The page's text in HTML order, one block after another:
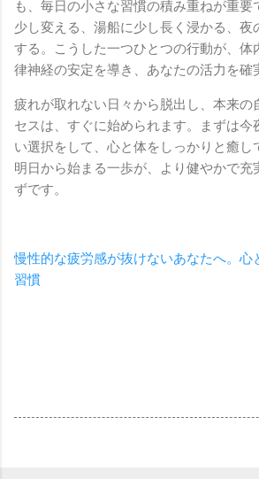
も、毎日の小さな習慣の積み重ねが重要
少し変える、湯船に少し長く浸かる、夜
する。こうした一つひとつの行動が、体
律神経の安定を導き、あなたの活力を確
疲れが取れない日々から脱出し、本来の
セスは、すぐに始められます。まずは今
い選択をして、心と体をしっかりと癒し
明日から始まる一歩が、より健やかで充
ずです。
慢性的な疲労感が抜けないあなたへ。心
習慣